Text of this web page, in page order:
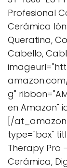
Profesional
Cerámica
Queratina,
Cabello,
g"
en Amazon"
[/
type="box"
Therapy Pro
Cerámica,